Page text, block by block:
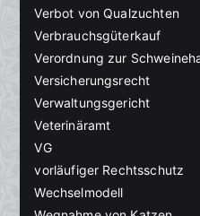
Verbot von Qualzuchten
Verbrauchsgüterkauf
Verordnung zur
Versicherungsrecht
Verwaltungsgericht
Veterinäramt
VG
vorläufiger Rechtsschutz
Wechselmodell